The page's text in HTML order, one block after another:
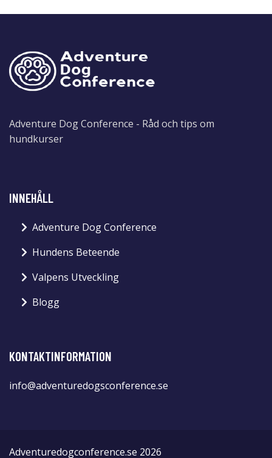
Adventure Dog Conference - Råd och tips om
hundkurser
INNEHÅLL
Adventure Dog Conference
Hundens Beteende
Valpens Utveckling
Blogg
KONTAKTINFORMATION
info@adventuredogsconference.se
Adventuredogconference.se 2026